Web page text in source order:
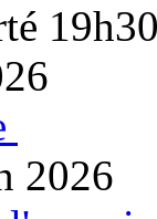
2026